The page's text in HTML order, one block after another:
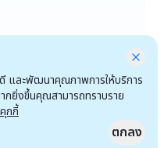
และพัฒนาคุณภาพการให้บริการ
ยิ่งขึ้นคุณสามารถทราบราย
กกี้
ตกลง